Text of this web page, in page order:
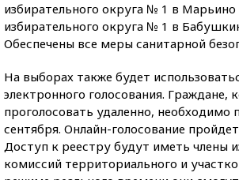
избирательного округа № 1 в Марьино
избирательного округа № 1 в
Обеспечены все меры санитарной
На выборах также будет
электронного голосования. Граждане,
проголосовать удаленно, необходимо
сентября. Онлайн-голосование
Доступ к реестру будут иметь члены
комиссий территориального и